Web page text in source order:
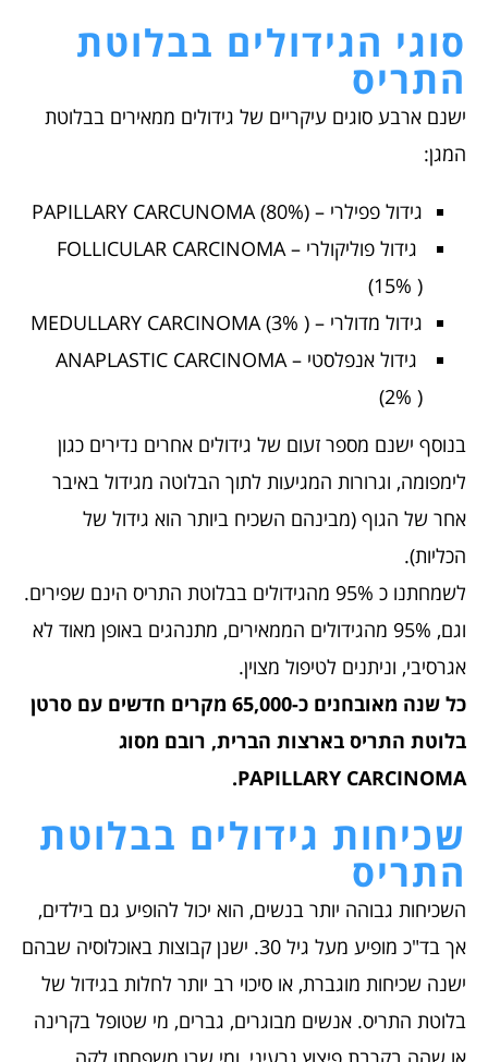
סוגי הגידולים בבלוטת
התריס
ישנם ארבע סוגים עיקריים של גידולים ממאירים בבלוטת
המגן:
גידול פפילרי – PAPILLARY CARCUNOMA (80%)
גידול פוליקולרי – FOLLICULAR CARCINOMA
(15% )
גידול מדולרי – MEDULLARY CARCINOMA (3% )
גידול אנפלסטי – ANAPLASTIC CARCINOMA
(2% )
בנוסף ישנם מספר זעום של גידולים אחרים נדירים כגון
לימפומה, וגרורות המגיעות לתוך הבלוטה מגידול באיבר
אחר של הגוף (מבינהם השכיח ביותר הוא גידול של
הכליות).
לשמחתנו כ 95% מהגידולים בבלוטת התריס הינם שפירים.
וגם, 95% מהגידולים הממאירים, מתנהגים באופן מאוד לא
אגרסיבי, וניתנים לטיפול מצוין.
כל שנה מאובחנים כ-65,000 מקרים חדשים עם סרטן
בלוטת התריס בארצות הברית, רובם מסוג
PAPILLARY CARCINOMA.
שכיחות גידולים בבלוטת
התריס
השכיחות גבוהה יותר בנשים, הוא יכול להופיע גם בילדים,
אך בד"כ מופיע מעל גיל 30. ישנן קבוצות באוכלוסיה שבהם
ישנה שכיחות מוגברת, או סיכוי רב יותר לחלות בגידול של
בלוטת התריס. אנשים מבוגרים, גברים, מי שטופל בקרינה